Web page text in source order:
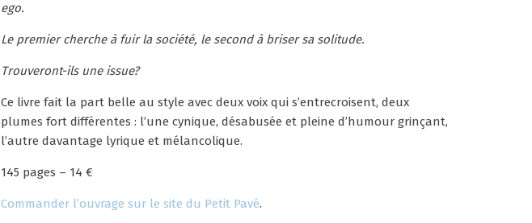
ego.
Le premier cherche à fuir la société, le second à briser sa solitude.
Trouveront-ils une issue?
Ce livre fait la part belle au style avec deux voix qui s’entrecroisent, deux
plumes fort différentes : l’une cynique, désabusée et pleine d’humour grinçant,
l’autre davantage lyrique et mélancolique.
145 pages – 14 €
Commander l’ouvrage sur le site du Petit Pavé.